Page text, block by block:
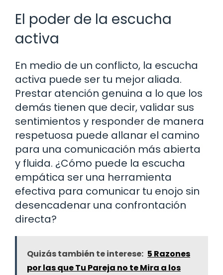
El poder de la escucha
activa
En medio de un conflicto, la escucha
activa puede ser tu mejor aliada.
Prestar atención genuina a lo que los
demás tienen que decir, validar sus
sentimientos y responder de manera
respetuosa puede allanar el camino
para una comunicación más abierta
y fluida. ¿Cómo puede la escucha
empática ser una herramienta
efectiva para comunicar tu enojo sin
desencadenar una confrontación
directa?
Quizás también te interese: 5 Razones
por las que Tu Pareja no te Mira a los